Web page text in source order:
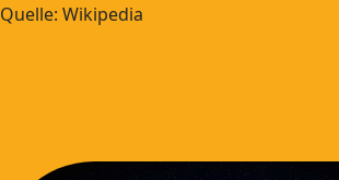
Quelle: Wikipedia